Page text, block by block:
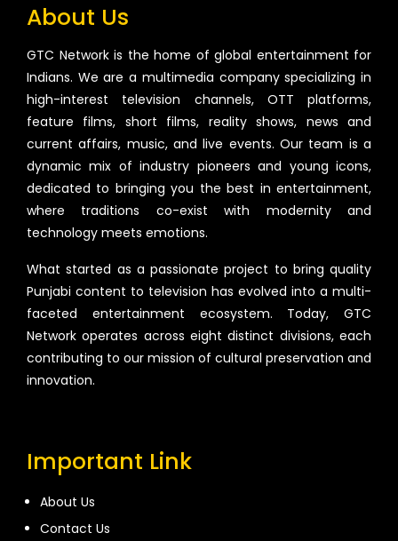
About Us
GTC Network is the home of global entertainment for
Indians. We are a multimedia company specializing in
high-interest television channels, OTT platforms,
feature films, short films, reality shows, news and
current affairs, music, and live events. Our team is a
dynamic mix of industry pioneers and young icons,
dedicated to bringing you the best in entertainment,
where traditions co-exist with modernity and
technology meets emotions.
What started as a passionate project to bring quality
Punjabi content to television has evolved into a multi-
faceted entertainment ecosystem. Today, GTC
Network operates across eight distinct divisions, each
contributing to our mission of cultural preservation and
innovation.
Important Link
About Us
Contact Us